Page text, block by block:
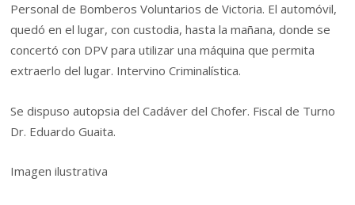
Personal de Bomberos Voluntarios de Victoria. El automóvil,
quedó en el lugar, con custodia, hasta la mañana, donde se
concertó con DPV para utilizar una máquina que permita
extraerlo del lugar. Intervino Criminalística.
Se dispuso autopsia del Cadáver del Chofer. Fiscal de Turno
Dr. Eduardo Guaita.
Imagen ilustrativa